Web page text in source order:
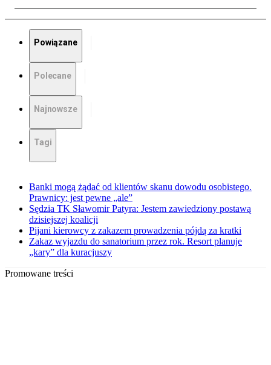
Powiązane
Polecane
Najnowsze
Tagi
Banki mogą żądać od klientów skanu dowodu osobistego.
Prawnicy: jest pewne „ale”
Sędzia TK Sławomir Patyra: Jestem zawiedziony postawą
dzisiejszej koalicji
Pijani kierowcy z zakazem prowadzenia pójdą za kratki
Zakaz wyjazdu do sanatorium przez rok. Resort planuje
„kary” dla kuracjuszy
Promowane treści